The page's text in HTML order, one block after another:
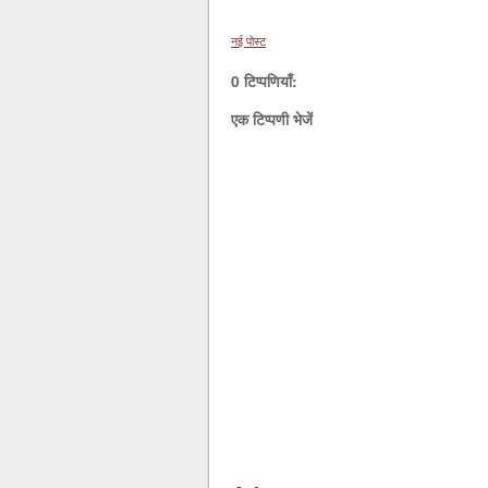
नई पोस्ट
0 टिप्पणियाँ:
एक टिप्पणी भेजें